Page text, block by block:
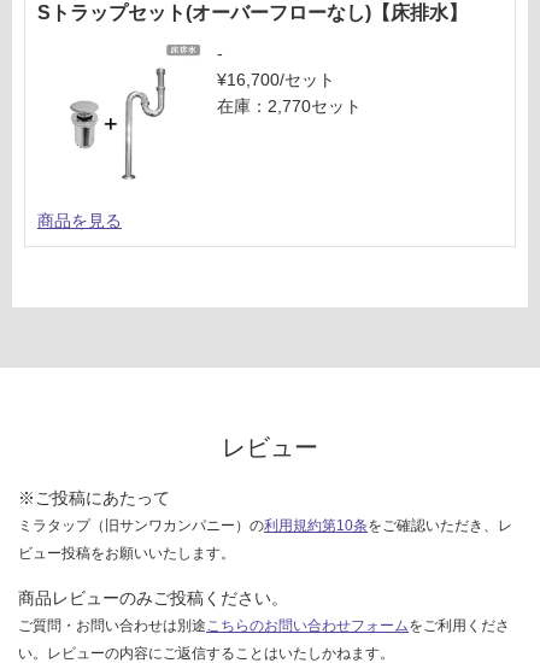
Sトラップセット(オーバーフローなし)【床排水】
-
¥16,700/セット
在庫：2,770セット
商品を見る
レビュー
※ご投稿にあたって
ミラタップ（旧サンワカンパニー）の利用規約第10条をご確認いただき、レ
ビュー投稿をお願いいたします。
商品レビューのみご投稿ください。
ご質問・お問い合わせは別途 こちらのお問い合わせフォームをご利用くださ
い。レビューの内容にご返信することはいたしかねます。